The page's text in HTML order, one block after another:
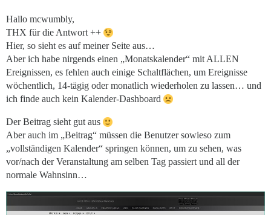
Hallo mcwumbly,
THX für die Antwort ++
Hier, so sieht es auf meiner Seite aus…
Aber ich habe nirgends einen „Monatskalender“ mit ALLEN
Ereignissen, es fehlen auch einige Schaltflächen, um Ereignisse
wöchentlich, 14-tägig oder monatlich wiederholen zu lassen… und
ich finde auch kein Kalender-Dashboard
Der Beitrag sieht gut aus
Aber auch im „Beitrag“ müssen die Benutzer sowieso zum
„vollständigen Kalender“ springen können, um zu sehen, was
vor/nach der Veranstaltung am selben Tag passiert und all der
normale Wahnsinn…